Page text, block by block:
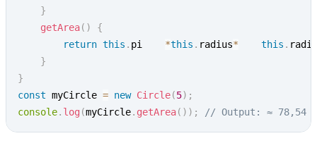
}
getArea( )
{
return this . pi *this . radius* this .
}
}
const myCircle = new Circle(5) ;
console. log (myCircle. getArea( ) ) ; // Output: ≈ 78,54